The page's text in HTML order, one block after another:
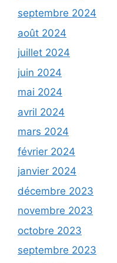
septembre 2024
août 2024
juillet 2024
juin 2024
mai 2024
avril 2024
mars 2024
février 2024
janvier 2024
décembre 2023
novembre 2023
octobre 2023
septembre 2023